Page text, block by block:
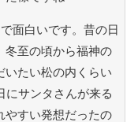
面白いです。昔の日
冬至の頃から福神の
いたい松の内くらい
にサンタさんが来る
やすい発想だったの